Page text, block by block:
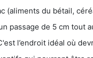
(aliments du bétail,
passage de 5 cm tout
l’endroit idéal où